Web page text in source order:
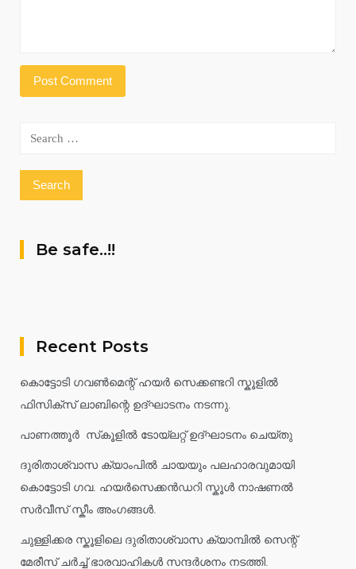
Search
Be safe..!!
Recent Posts
കൊട്ടോടി ഗവൺമെന്റ് ഹയർ സെക്കണ്ടറി സ്കൂളിൽ
ഫിസിക്സ് ലാബിന്റെ ഉദ്ഘാടനം നടന്നു.
പാണത്തൂർ സ്‌കൂളിൽ ടോയ്ലറ്റ് ഉദ്ഘാടനം ചെയ്തു
ദുരിതാശ്വാസ ക്യാംപിൽ ചായയും പലഹാരവുമായി
കൊട്ടോടി ഗവ. ഹയർസെക്കൻഡറി സ്കൂൾ നാഷണൽ
സർവീസ് സ്കീം അംഗങ്ങൾ.
ചുള്ളിക്കര സ്കൂളിലെ ദുരിതാശ്വാസ ക്യാമ്പിൽ സെന്റ്
മേരീസ് ചർച്ച് ഭാരവാഹികൾ സന്ദർശനം നടത്തി.